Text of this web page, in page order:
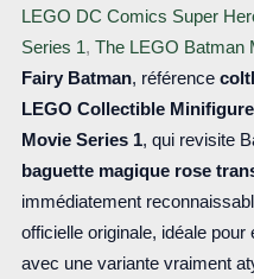
LEGO DC Comics Super
Series 1, The LEGO Batman
Fairy Batman, référence
LEGO Collectible
Movie Series 1, qui revisite
baguette magique rose
immédiatement
officielle originale, idéale
avec une variante vraiment